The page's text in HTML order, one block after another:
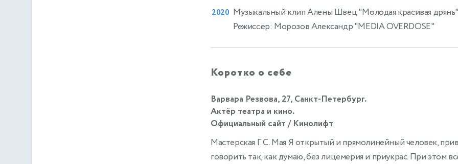
2020 Музыкальный клип Алены Швец "Молодая красивая дрянь"
Режиссёр: Морозов Александр "MEDIA OVERDOSE"
Коротко о себе
Варвара Резвова, 27, Санкт-Петербург.
Актёр театра и кино.
Официальный сайт / Кинолифт
Мастерская Г. С. Мая Я открытый и прямолинейный человек,
говорить так, как думаю, без лицемерия и приукрас. При этом